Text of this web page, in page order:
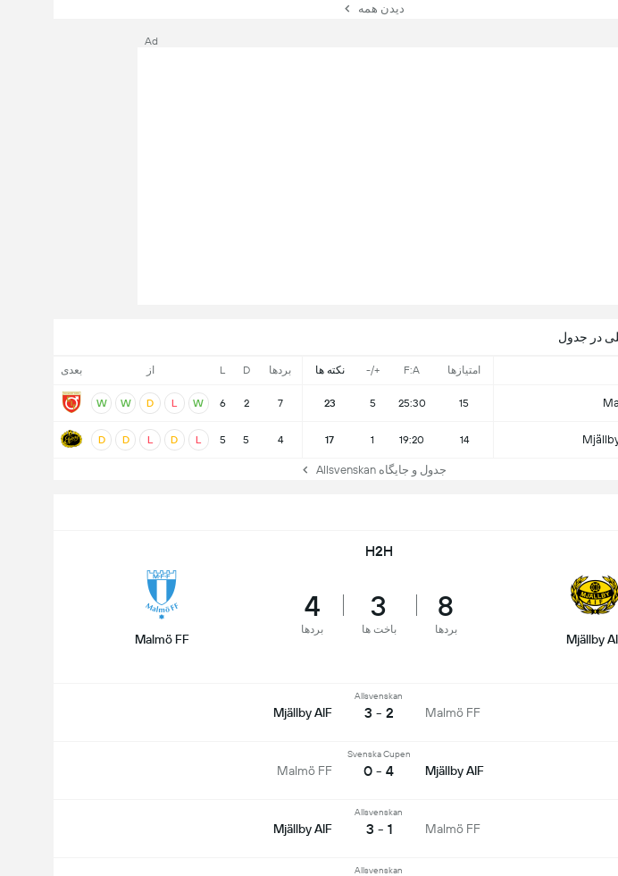
دیدن همه
در جدول
امتیازها F:A
+/- نکته ها بردها D
L از بعدی
15
25:30
5
23
7
2
6
W
L
D
W
W
14
19:20
1
17
4
5
5
L
D
L
D
D
جدول و جایگاه Allsvenskan
H2H
Mjällby
8
بردها
3
باخت ها
4
بردها
Malmö FF
Malmö FF
Allsvenskan
2 - 3
Mjällby AIF
Mjällby AIF
Svenska Cupen
4 - 0
Malmö FF
Malmö FF
Allsvenskan
1 - 3
Mjällby AIF
Allsvenskan
Ad